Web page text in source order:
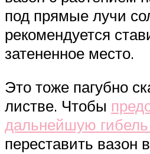
под прямые лучи
рекомендуется
затененное место.
Это тоже пагубно
листве. Чтобы
дальнейшую гибель
переставить вазон